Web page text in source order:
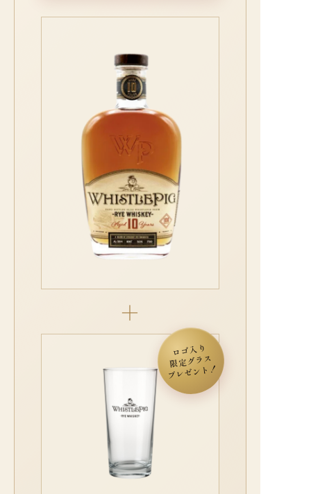
＋
ロゴ入り
限定グラス
プレゼント！